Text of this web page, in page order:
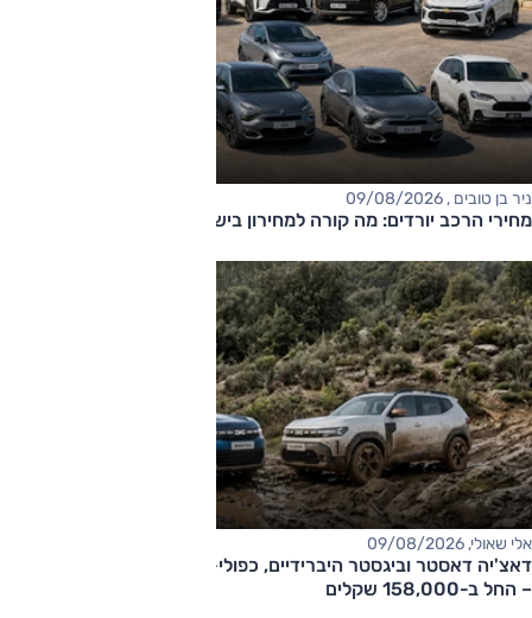
ניר בן טובים , 09/08/2026
מחירי הרכב יורדים: מה קורה למחירון בישראל?
אלי שאולי, 09/08/2026
דאצ'יה דאסטר וביגסטר היברידיים, כפולי-הנעה עם תיבה אוטומטית
– החל ב-158,000 שקלים